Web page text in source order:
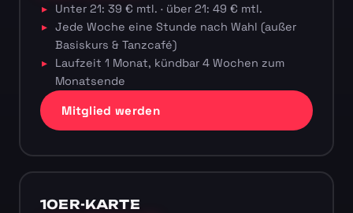
Unter 21: 39 € mtl. · über 21: 49 € mtl.
Jede Woche eine Stunde nach Wahl (außer
Basiskurs & Tanzcafé)
Laufzeit 1 Monat, kündbar 4 Wochen zum
Monatsende
Mitglied werden
10ER-KARTE